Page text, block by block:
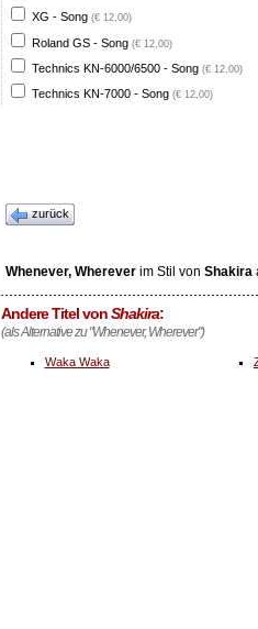
XG - Song (€ 12,00)
Roland GS - Song (€ 12,00)
Technics KN-6000/6500 - Song (€ 12,00)
Technics KN-7000 - Song (€ 12,00)
zurück
Whenever, Whereverim Stil von Shakira
Andere Titel vonShakira:
(als Alternative zu "Whenever, Wherever")
Waka Waka